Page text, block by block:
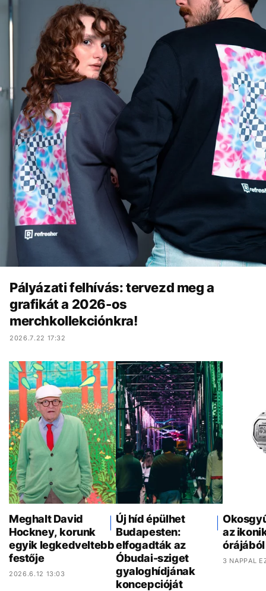
Pályázati felhívás: tervezd meg a
grafikát a 2026-os
merchkollekciónkra!
2026.7.22 17:32
Meghalt David
Hockney, korunk
egyik legkedveltebb
festője
2026.6.12 13:03
Új híd épülhet
Budapesten:
elfogadták az
Óbudai-sziget
gyaloghídjának
koncepcióját
az
órájából
3 NAPPAL